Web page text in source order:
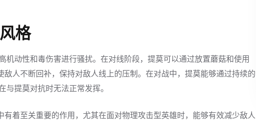
格
机动性和毒伤害进行骚扰。在对线阶段，提莫可以通过放置蘑菇和使用
敌人不断回补，保持对敌人线上的压制。在对战中，提莫能够通过持续的
提莫对抗时无法正常发挥。
有着至关重要的作用，尤其在面对物理攻击型英雄时，能够有效减少敌人